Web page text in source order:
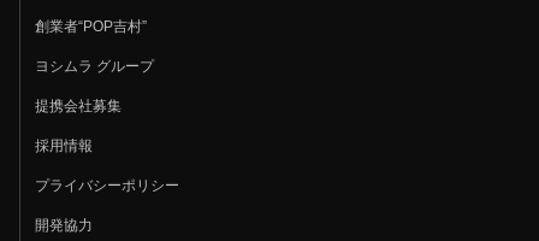
創業者“POP吉村”
ヨシムラ グループ
提携会社募集
採用情報
プライバシーポリシー
開発協力